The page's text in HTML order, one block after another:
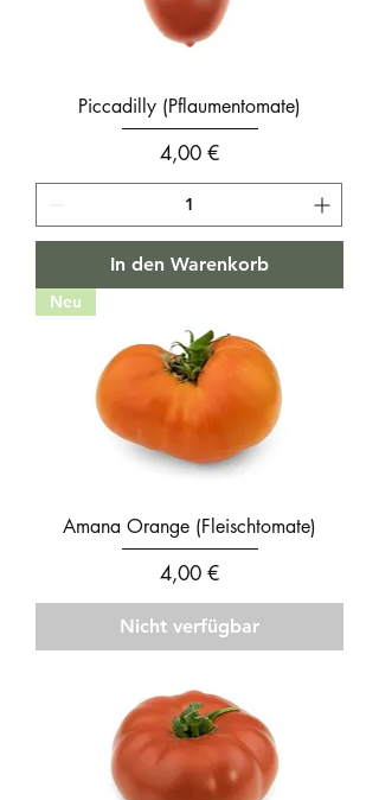
Piccadilly (Pflaumentomate)
Preis
4,00 €
In den Warenkorb
Neu
Amana Orange (Fleischtomate)
Preis
4,00 €
Nicht verfügbar